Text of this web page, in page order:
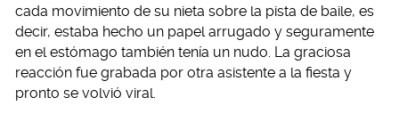
cada movimiento de su nieta sobre la pista de baile, es
decir, estaba hecho un papel arrugado y seguramente
en el estómago también tenía un nudo. La graciosa
reacción fue grabada por otra asistente a la fiesta y
pronto se volvió viral.